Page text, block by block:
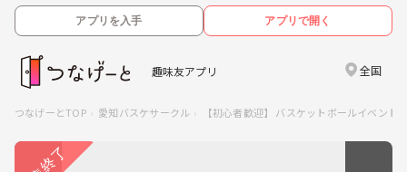
アプリを入手 アプリで開く
趣味友アプリ 全国
つなげーとTOP 愛知バスケサークル 【初心者歓迎】 バスケットボールイベント